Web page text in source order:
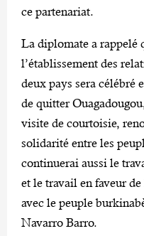
ce partenariat.
La diplomate a rappelé
l’établissement des
deux pays sera célébré
de quitter
visite de courtoisie,
solidarité entre les
continuerai aussi le
et le travail en faveur
avec le peuple
Navarro Barro.